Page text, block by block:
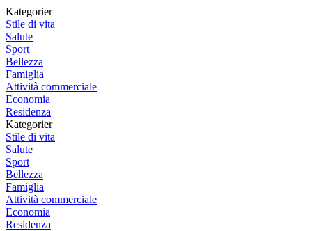
Kategorier
Stile di vita
Salute
Sport
Bellezza
Famiglia
Attività commerciale
Economia
Residenza
Kategorier
Stile di vita
Salute
Sport
Bellezza
Famiglia
Attività commerciale
Economia
Residenza